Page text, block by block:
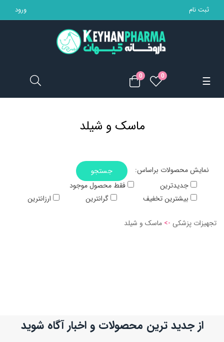
ورود ثبت نام
0
0 Toggle
☰
ماسک و شیلد
:نمایش محصولات براساس
جستجو
تجهیزات پزشکی -> ماسک و شیلد
از جدید ترین محصولات و اخبار آگاه شوید
تجهیزات پزشکی
خانه